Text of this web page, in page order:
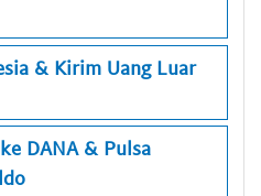
& Kirim Uang Luar
DANA & Pulsa